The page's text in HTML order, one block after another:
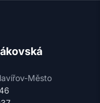
Město